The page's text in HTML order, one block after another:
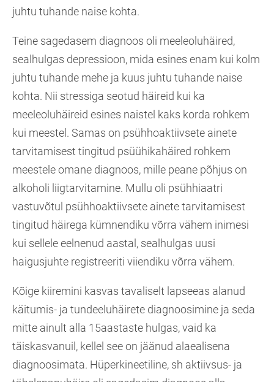
juhtu tuhande naise kohta.
Teine sagedasem diagnoos oli meeleoluhäired,
sealhulgas depressioon, mida esines enam kui kolm
juhtu tuhande mehe ja kuus juhtu tuhande naise
kohta. Nii stressiga seotud häireid kui ka
meeleoluhäireid esines naistel kaks korda rohkem
kui meestel. Samas on psühhoaktiivsete ainete
tarvitamisest tingitud psüühikahäired rohkem
meestele omane diagnoos, mille peane põhjus on
alkoholi liigtarvitamine. Mullu oli psühhiaatri
vastuvõtul psühhoaktiivsete ainete tarvitamisest
tingitud häirega kümnendiku võrra vähem inimesi
kui sellele eelnenud aastal, sealhulgas uusi
haigusjuhte registreeriti viiendiku võrra vähem.
Kõige kiiremini kasvas tavaliselt lapseeas alanud
käitumis- ja tundeeluhäirete diagnoosimine ja seda
mitte ainult alla 15aastaste hulgas, vaid ka
täiskasvanuil, kellel see on jäänud alaealisena
diagnoosimata. Hüperkineetiline, sh aktiivsus- ja